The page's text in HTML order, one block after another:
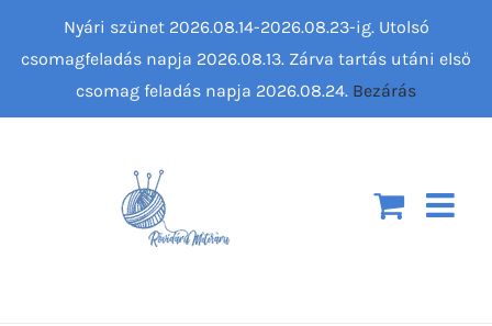
Nyári szünet 2026.08.14-2026.08.23-ig. Utolsó
csomagfeladás napja 2026.08.13. Zárva tartás utáni első
csomag feladás napja 2026.08.24. Bezárás